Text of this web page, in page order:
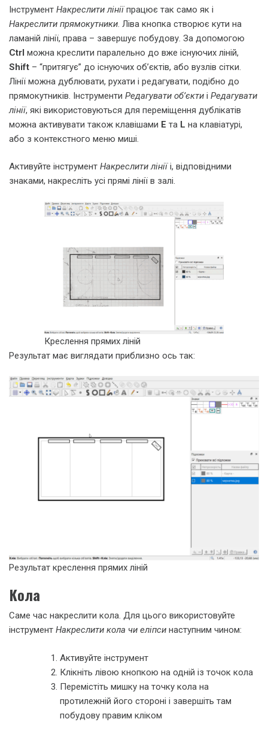
Інструмент Накреслити лініїпрацює так само як і
Накреслити прямокутники . Ліва кнопка створює кути на
ламаній лінії, права – завершує побудову. За допомогою
Ctrl можна креслити паралельно до вже існуючих ліній,
Shift – “притягує” до існуючих об’єктів, або вузлів сітки.
Лінії можна дублювати, рухати і редагувати, подібно до
прямокутників. Інструменти Редагувати об’єкти і Редагувати
лінії, які використовуються для переміщення дублікатів
можна активувати також клавішами E та L на клавіатурі,
або з контекстного меню миші.
Активуйте інструмент Накреслити лініїі, відповідними
знаками, накресліть усі прямі лінії в залі.
Креслення прямих ліній
Результат має виглядати приблизно ось так:
Результат креслення прямих ліній
Кола
Саме час накреслити кола. Для цього використовуйте
інструмент Накреслити кола чи еліпси наступним чином:
Активуйте інструмент
Клікніть лівою кнопкою на одній із точок кола
Перемістіть мишку на точку кола на
протилежній його стороні і завершіть там
побудову правим кліком